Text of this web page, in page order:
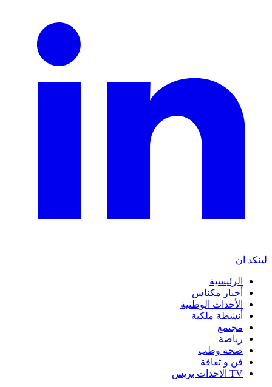
لينكد ان
الرئيسية
أخبار مكناس
الأحداث الوطنية
أنشطة ملكية
مجتمع
رياضة
صحة وطب
فن و ثقافة
TV الاحدات بريس